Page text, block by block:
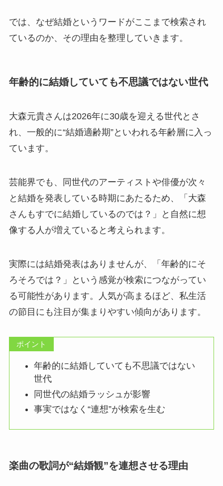
では、なぜ結婚というワードがここまで検索され
ているのか、その理由を整理していきます。
年齢的に結婚していても不思議ではない世代
大森元貴さんは2026年に30歳を迎える世代とさ
れ、一般的に“結婚適齢期”といわれる年齢層に入っ
ています。
芸能界でも、同世代のアーティストや俳優が次々
と結婚を発表している時期にあたるため、「大森
さんもすでに結婚しているのでは？」と自然に想
像する人が増えていると考えられます。
実際には結婚発表はありませんが、「年齢的にそ
ろそろでは？」という感覚が検索につながってい
る可能性があります。人気が高まるほど、私生活
の節目にも注目が集まりやすい傾向があります。
ポイント
年齢的に結婚していても不思議ではない
世代
同世代の結婚ラッシュが影響
事実ではなく“連想”が検索を生む
楽曲の歌詞が“結婚観”を連想させる理由